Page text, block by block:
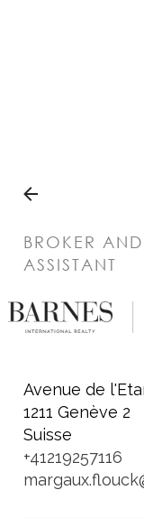
BROKER
ASSISTANT
Avenue de
1211 Genève 2
Suisse
+41219257116